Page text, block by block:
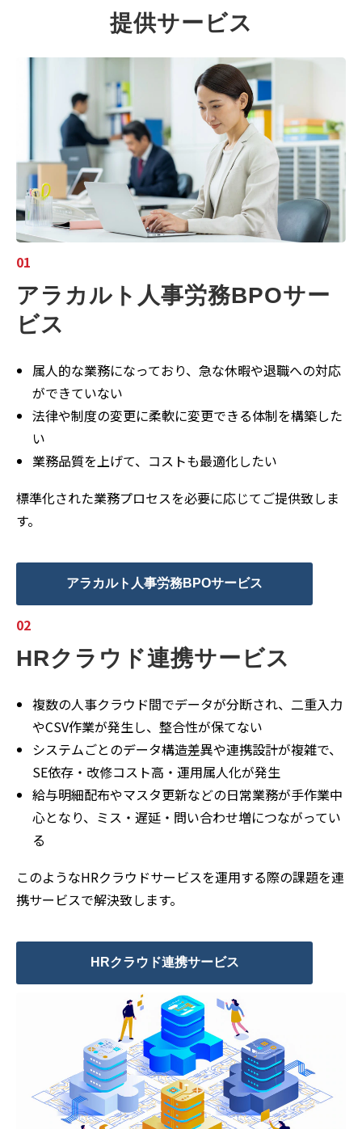
提供サービス
01
アラカルト人事労務BPOサー
ビス
属人的な業務になっており、急な休暇や退職への対応
ができていない
法律や制度の変更に柔軟に変更できる体制を構築した
い
業務品質を上げて、コストも最適化したい
標準化された業務プロセスを必要に応じてご提供致しま
す。
アラカルト人事労務BPOサービス
02
HRクラウド連携サービス
複数の人事クラウド間でデータが分断され、二重入力
やCSV作業が発生し、整合性が保てない
システムごとのデータ構造差異や連携設計が複雑で、
SE依存・改修コスト高・運用属人化が発生
給与明細配布やマスタ更新などの日常業務が手作業中
心となり、ミス・遅延・問い合わせ増につながってい
る
このようなHRクラウドサービスを運用する際の課題を連
携サービスで解決致します。
HRクラウド連携サービス